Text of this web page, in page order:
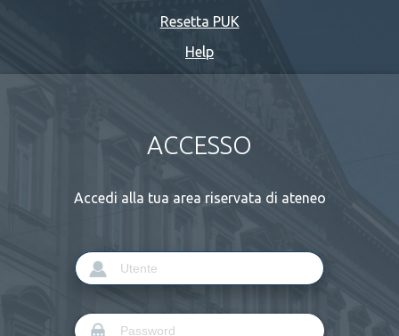
Resetta PUK
Help
ACCESSO
Accedi alla tua area riservata di ateneo